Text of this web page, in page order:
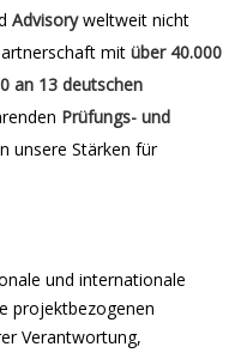
Advisoryweltweit nicht
mit über 40.000
an 13 deutschen
Prüfungs- und
unsere Stärken für
und internationale
projektbezogenen
Verantwortung,